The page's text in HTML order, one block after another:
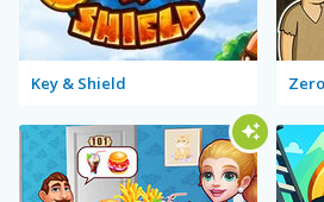
Key & Shield